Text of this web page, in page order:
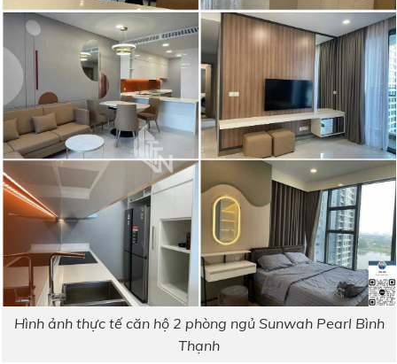
Hình ảnh thực tế căn hộ 2 phòng ngủ Sunwah Pearl Bình
Thạnh